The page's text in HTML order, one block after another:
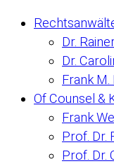
Dr.
Dr.
Frank
Of Counsel &
Frank
Prof. Dr.
Prof. Dr.